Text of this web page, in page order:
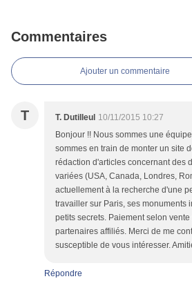
Commentaires
Ajouter un commentaire
T T. Dutilleul 10/11/2015 10:27
Bonjour !! Nous sommes une
sommes en train de monter un site
rédaction d'articles concernant des
variées (USA, Canada, Londres,
actuellement à la recherche d'une
travailler sur Paris, ses monuments
petits secrets. Paiement selon
partenaires affiliés. Merci de me
susceptible de vous intéresser.
Répondre